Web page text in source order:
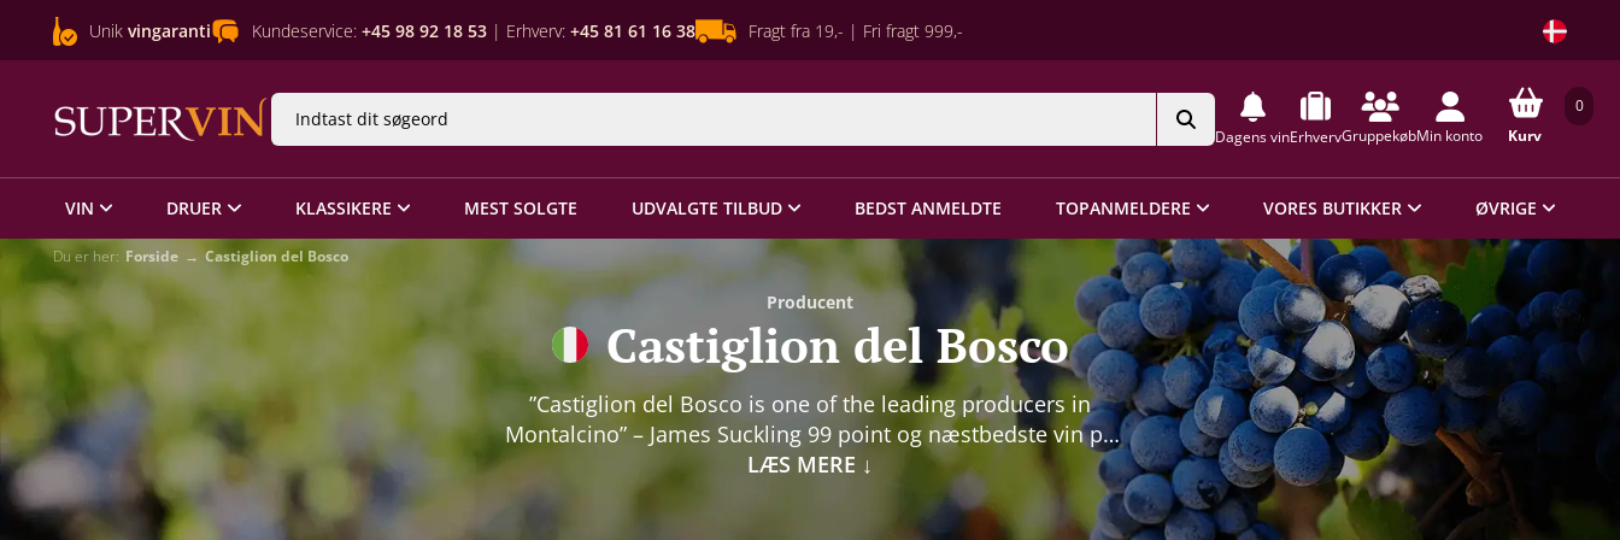
Unik vingaranti Kundeservice: +45 98 92 18 53 | Erhverv: +45 81 61 16 38 Fragt fra 19,- | Fri fragt 999,-
Dagens vinErhvervGruppekøbMin konto
0
Kurv
VIN DRUER KLASSIKERE MEST SOLGTE UDVALGTE TILBUD BEDST ANMELDTE TOPANMELDERE VORES BUTIKKER ØVRIGE
Du er her: Forside Castiglion del Bosco
Producent
Castiglion del Bosco
”Castiglion del Bosco is one of the leading producers in
Montalcino” – James Suckling 99 point og næstbedste vin på
James Sucklings TOP 100 WINES OF ITALY siger alt om
verdensklassen hos Castiglion del Bosco … og her taler vi
altså om husets ”normale” Brunello! Castiglion del Bosco er
LÆS MERE ↓